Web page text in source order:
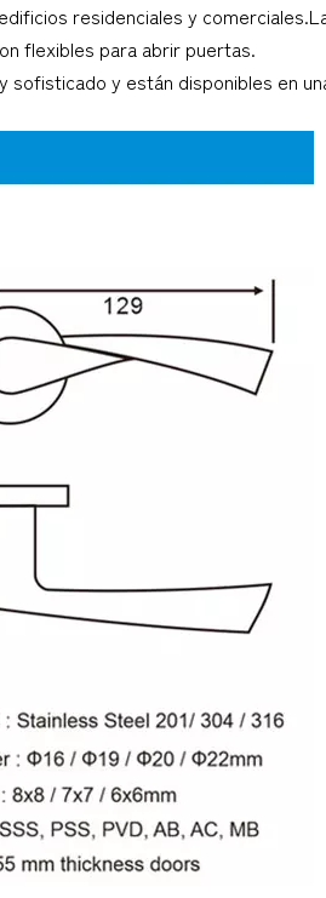
residenciales y
flexibles para abrir puertas.
y están disponibles en